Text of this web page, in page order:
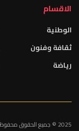
الاقسام
الوطنية
ثقافة وفنون
رياضة
2025 © جميع الحقوق محفوظة.الموقع يصدر عن شركة: